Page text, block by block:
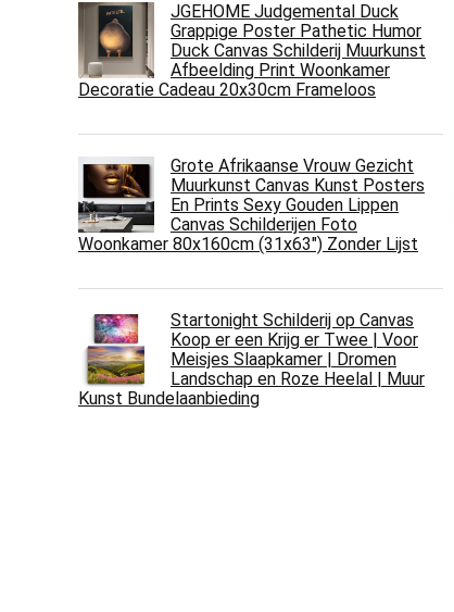
JGEHOME Judgemental Duck
Grappige Poster Pathetic Humor
Duck Canvas Schilderij Muurkunst
Afbeelding Print Woonkamer
Decoratie Cadeau 20x30cm Frameloos
Grote Afrikaanse Vrouw Gezicht
Muurkunst Canvas Kunst Posters
En Prints Sexy Gouden Lippen
Canvas Schilderijen Foto
Woonkamer 80x160cm (31x63") Zonder Lijst
Startonight Schilderij op Canvas
Koop er een Krijg er Twee | Voor
Meisjes Slaapkamer | Dromen
Landschap en Roze Heelal | Muur
Kunst Bundelaanbieding